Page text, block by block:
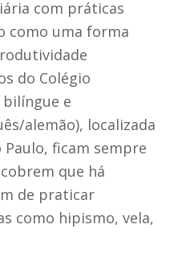
com práticas
como uma forma
do Colégio
e
alemão), localizada
ficam sempre
que há
de praticar
como hipismo, vela,